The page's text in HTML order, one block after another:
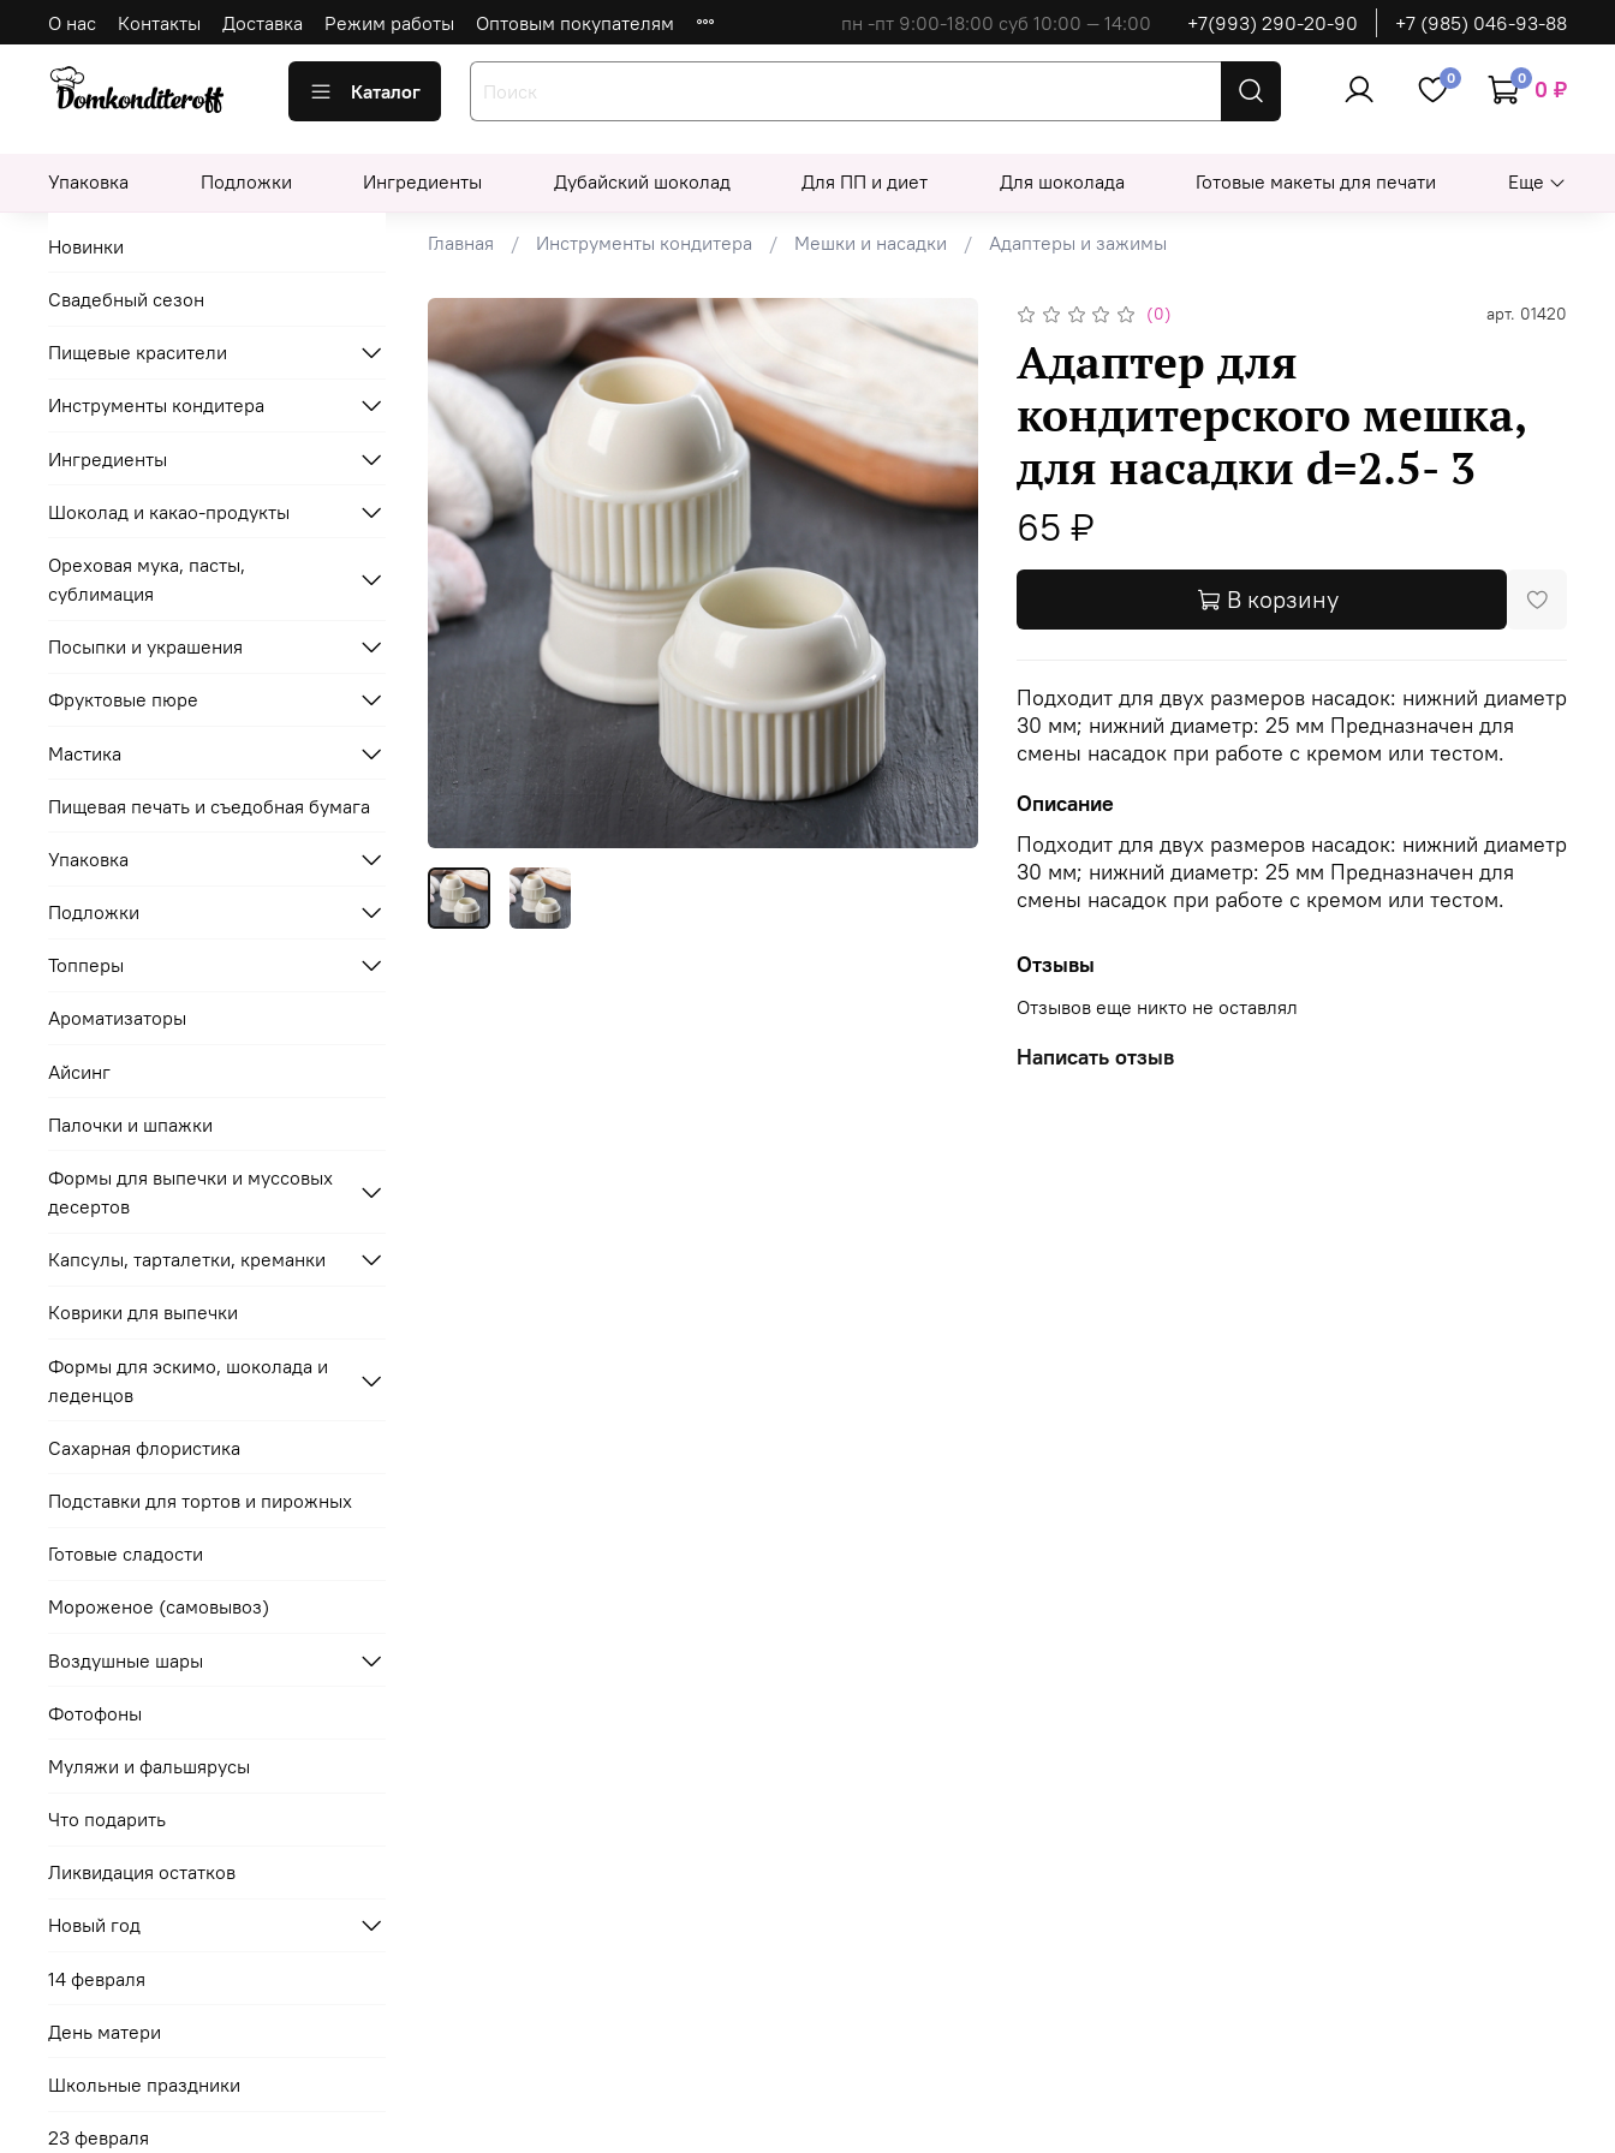
О нас Контакты Доставка Режим работы Оптовым покупателям пн -пт 9:00-18:00 суб 10:00 — 14:00 +7(993) 290-20-90 +7 (985) 046-93-88
Каталог
0 0 0 ₽
Упаковка Подложки Ингредиенты Дубайский шоколад Для ПП и диет Для шоколада Готовые макеты для печати Еще
Главная Инструменты кондитера Мешки и насадки Адаптеры и зажимы
(0) арт. 01420
Адаптер для
кондитерского мешка,
для насадки d=2.5- 3
65 ₽
В корзину
Подходит для двух размеров насадок: нижний диаметр
30 мм; нижний диаметр: 25 мм Предназначен для
смены насадок при работе с кремом или тестом.
Описание
Подходит для двух размеров насадок: нижний диаметр
30 мм; нижний диаметр: 25 мм Предназначен для
смены насадок при работе с кремом или тестом.
Отзывы
Отзывов еще никто не оставлял
Написать отзыв
Новинки
Свадебный сезон
Пищевые красители
Инструменты кондитера
Ингредиенты
Шоколад и какао-продукты
Ореховая мука, пасты,
сублимация
Посыпки и украшения
Фруктовые пюре
Мастика
Пищевая печать и съедобная бумага
Упаковка
Подложки
Топперы
Ароматизаторы
Айсинг
Палочки и шпажки
Формы для выпечки и муссовых
десертов
Капсулы, тарталетки, креманки
Коврики для выпечки
Формы для эскимо, шоколада и
леденцов
Сахарная флористика
Подставки для тортов и пирожных
Готовые сладости
Мороженое (самовывоз)
Воздушные шары
Фотофоны
Муляжи и фальшярусы
Что подарить
Ликвидация остатков
Новый год
14 февраля
День матери
Школьные праздники
23 февраля